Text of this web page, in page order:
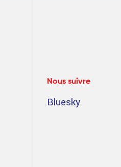
Nous suivre
Bluesky